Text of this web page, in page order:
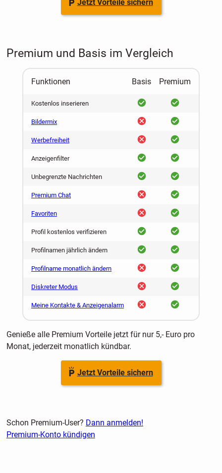
Jetzt Vorteile sichern
Premium und Basis im Vergleich
Funktionen Basis Premium
Kostenlos inserieren ja ja
Bildermix nein ja
Werbefreiheit nein ja
Anzeigenfilter ja ja
Unbegrenzte Nachrichten ja ja
Premium Chat nein ja
Favoriten nein ja
Profil kostenlos verifizieren ja ja
Profilnamen jährlich ändern ja ja
Profilname monatlich ändern nein ja
Diskreter Modus nein ja
Meine Kontakte & Anzeigenalarm nein ja
Genieße alle Premium Vorteile jetzt für nur 5,- Euro pro
Monat, jederzeit monatlich kündbar.
Jetzt Vorteile sichern
Schon Premium-User? Dann anmelden!
Premium-Konto kündigen